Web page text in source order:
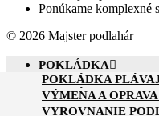
Ponúkame komplexné
© 2026 Majster podlahár
POKLÁDKA
POKLÁDKA
POKLÁDKA PVC
VÝMENA A OPRAVA
VÝMENA A
PODLAHY
VYROVNANIE
VYROVNANIE
RENOVÁCIA